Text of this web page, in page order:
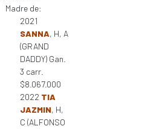
Madre de:
2021
SANNA, H, A
(GRAND
DADDY) Gan.
3 carr.
$8.067.000
2022 TIA
JAZMIN, H,
C (ALFONSO